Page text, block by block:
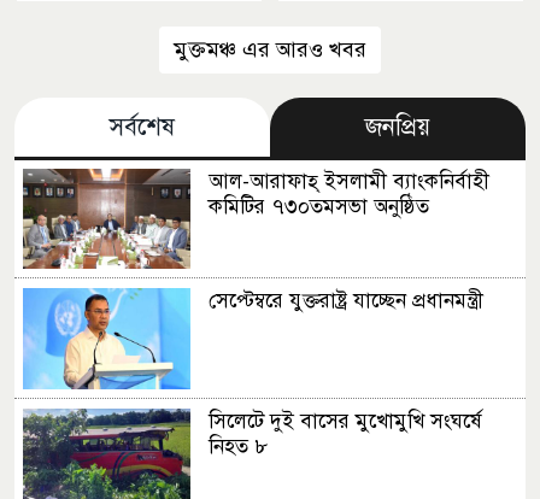
মুক্তমঞ্চ এর আরও খবর
সর্বশেষ জনপ্রিয়
আল-আরাফাহ্ ইসলামী ব্যাংকনির্বাহী
কমিটির ৭৩০তমসভা অনুষ্ঠিত
সেপ্টেম্বরে যুক্তরাষ্ট্র যাচ্ছেন প্রধানমন্ত্রী
সিলেটে দুই বাসের মুখোমুখি সংঘর্ষে
নিহত ৮